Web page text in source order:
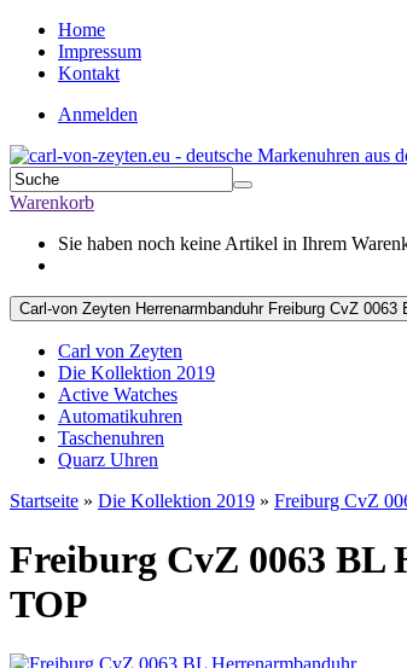
Home
Impressum
Kontakt
Anmelden
Warenkorb
Sie haben noch keine Artikel in Ihrem
Carl-von Zeyten Herrenarmbanduhr Freiburg CvZ 0063
Carl von Zeyten
Die Kollektion 2019
Active Watches
Automatikuhren
Taschenuhren
Quarz Uhren
Startseite » Die Kollektion 2019 » Freiburg CvZ
Freiburg CvZ 0063 BL
TOP